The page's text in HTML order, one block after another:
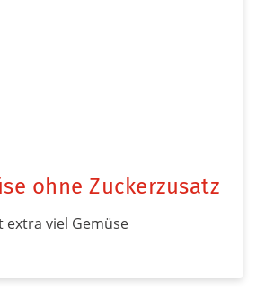
ohne Zuckerzusatz
extra viel Gemüse